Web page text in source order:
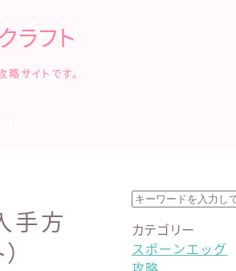
ラフト
サイトです。
手方
カテゴリー
スポーンエッグ